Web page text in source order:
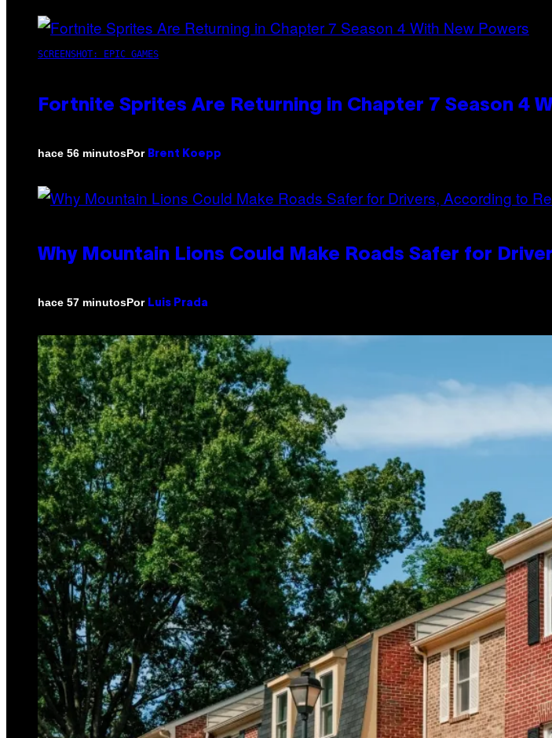
SCREENSHOT: EPIC GAMES
Fortnite Sprites Are Returning in Chapter 7 Season 4
hace 56 minutosPor Brent Koepp
Why Mountain Lions Could Make Roads Safer for
hace 57 minutosPor Luis Prada